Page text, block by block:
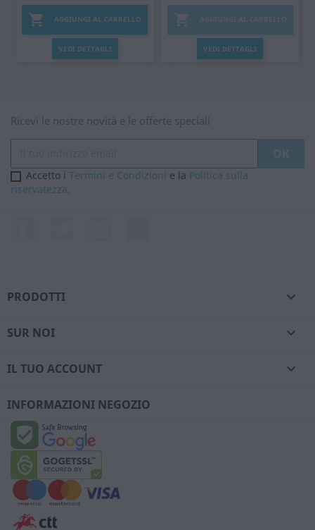
 AGGIUNGI AL CARRELLO
VEDI DETTAGLI
 AGGIUNGI AL CARRELLO
VEDI DETTAGLI
Ricevi le nostre novità e le offerte speciali
Accetto i Termini e Condizioni e la Politica sulla
riservatezza.
PRODOTTI 
SUR NOI 
IL TUO ACCOUNT 
INFORMAZIONI NEGOZIO